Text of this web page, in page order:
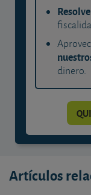
dinero.
Artículos